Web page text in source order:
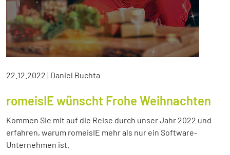
22.12.2022 | Daniel Buchta
romeisIE wünscht Frohe Weihnachten
Kommen Sie mit auf die Reise durch unser Jahr 2022 und
erfahren, warum romeisIE mehr als nur ein Software-
Unternehmen ist.